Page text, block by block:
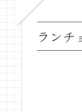
ランチ